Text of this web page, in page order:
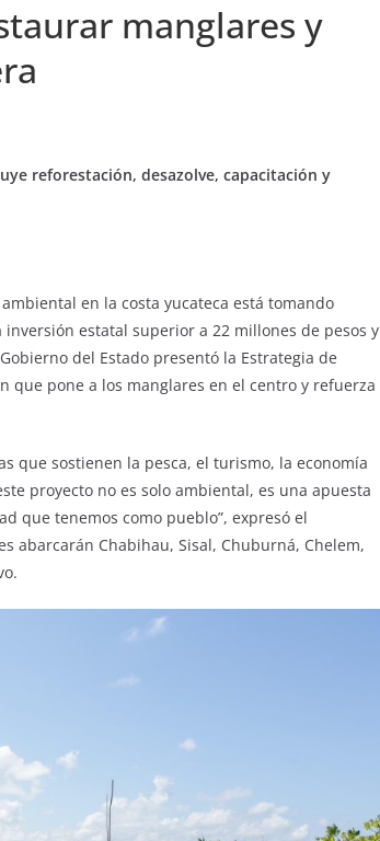
manglares y
reforestación, desazolve, capacitación y
en la costa yucateca está tomando
estatal superior a 22 millones de pesos y
del Estado presentó la Estrategia de
que pone a los manglares en el centro y refuerza
que sostienen la pesca, el turismo, la economía
proyecto no es solo ambiental, es una apuesta
que tenemos como pueblo”, expresó el
abarcarán Chabihau, Sisal, Chuburná, Chelem,